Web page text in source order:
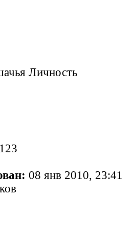
Личность
123
08 янв 2010, 23:41